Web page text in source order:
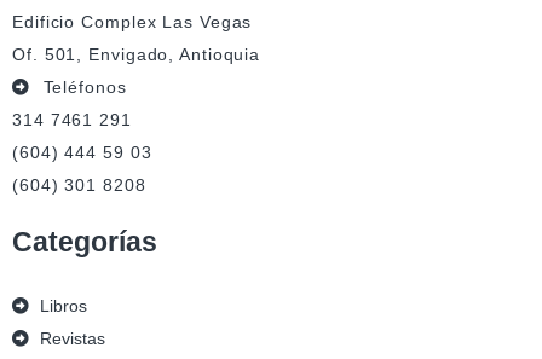
Edificio Complex Las Vegas
Of. 501, Envigado, Antioquia
Teléfonos
314 7461 291
(604) 444 59 03
(604) 301 8208
Categorías
Libros
Revistas